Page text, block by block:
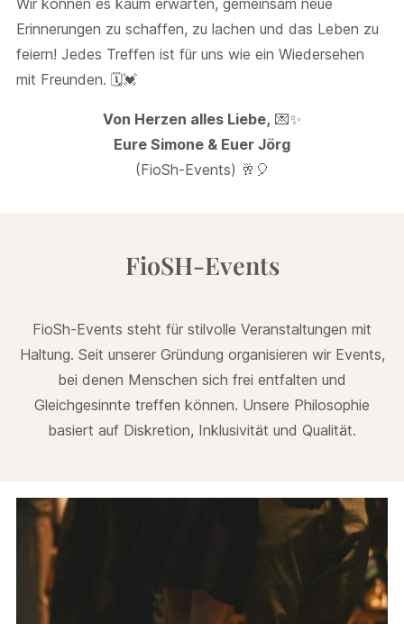
Wir können es kaum erwarten, gemeinsam neue
Erinnerungen zu schaffen, zu lachen und das Leben zu
feiern! Jedes Treffen ist für uns wie ein Wiedersehen
mit Freunden. 🗓️💓
Von Herzen alles Liebe, 💌✨
Eure Simone & Euer Jörg
(FioSh-Events) 🥂🎈
FioSH-Events
FioSh-Events steht für stilvolle Veranstaltungen mit
Haltung. Seit unserer Gründung organisieren wir Events,
bei denen Menschen sich frei entfalten und
Gleichgesinnte treffen können. Unsere Philosophie
basiert auf Diskretion, Inklusivität und Qualität.